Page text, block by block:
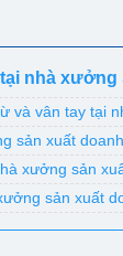
nhà
và vân tay tại
sản xuất
xưởng sản
sản xuất